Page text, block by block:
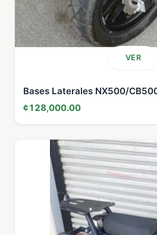
VER
Bases Laterales NX500/
¢128,000.00